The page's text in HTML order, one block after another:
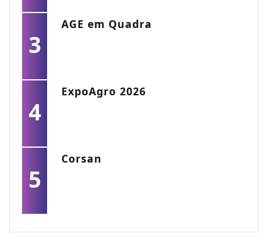
3
AGE em Quadra
4
ExpoAgro 2026
5
Corsan